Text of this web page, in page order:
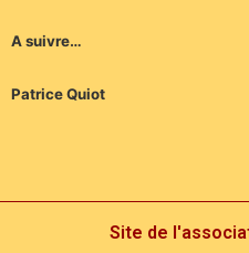
A suivre…
Patrice Quiot
Site de